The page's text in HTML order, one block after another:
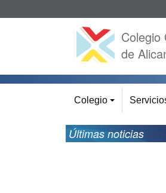
de
Colegio
Últimas noticias